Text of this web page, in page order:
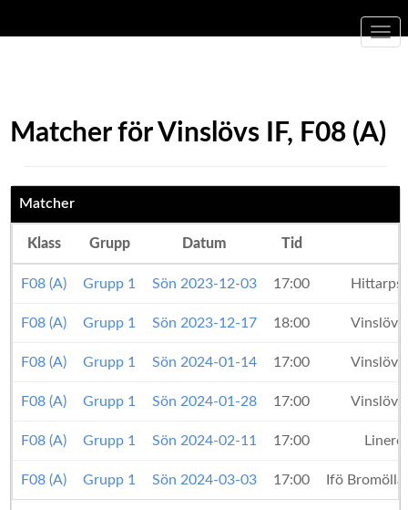
Matcher för Vinslövs IF, F08 (A)
Matcher
Klass Grupp Datum Tid
F08 (A) Grupp 1 Sön 2023-12-03 17:00 Hittarps
F08 (A) Grupp 1 Sön 2023-12-17 18:00
F08 (A) Grupp 1 Sön 2024-01-14 17:00
F08 (A) Grupp 1 Sön 2024-01-28 17:00
F08 (A) Grupp 1 Sön 2024-02-11 17:00
F08 (A) Grupp 1 Sön 2024-03-03 17:00 Ifö